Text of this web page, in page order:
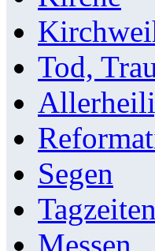
Tod,
Segen
Tagzeiten